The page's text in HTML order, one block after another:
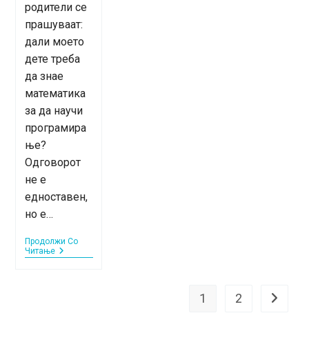
родители се
прашуваат:
дали моето
дете треба
да знае
математика
за да научи
програмира
ње?
Одговорот
не е
едноставен,
но е…
Продолжи Со
ЧитањеМатематика
1 2 Go to